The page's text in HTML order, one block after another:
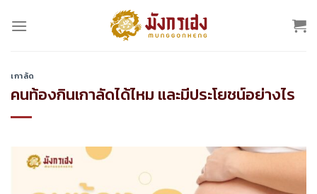
เกาลัด
คนท้องกินเกาลัดได้ไหม และมีประโยชน์อย่างไร